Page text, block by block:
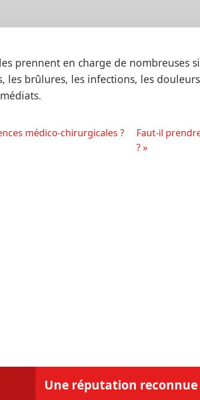
prennent en charge de nombreuses
les brûlures, les infections, les
médico-chirurgicales ?
Faut-il
? »
Une réputation reconnue